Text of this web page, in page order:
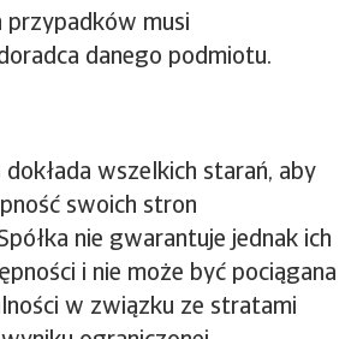
przypadków musi
danego podmiotu.
dokłada wszelkich starań, aby
swoich stron
nie gwarantuje jednak ich
i nie może być pociągana
w związku ze stratami